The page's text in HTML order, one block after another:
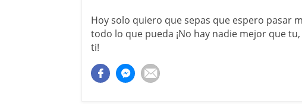
Hoy solo quiero que sepas que espero pasar
todo lo que pueda ¡No hay nadie mejor que
ti!